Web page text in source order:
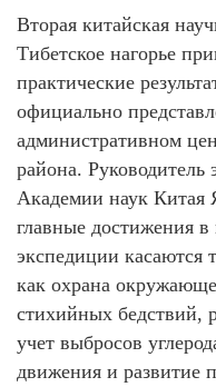
Вторая китайская
Тибетское нагорье
практические
официально
административном
района.
Академии наук Китая
главные достижения в
экспедиции касаются
как охрана
стихийных бедствий,
учет выбросов
движения и развитие